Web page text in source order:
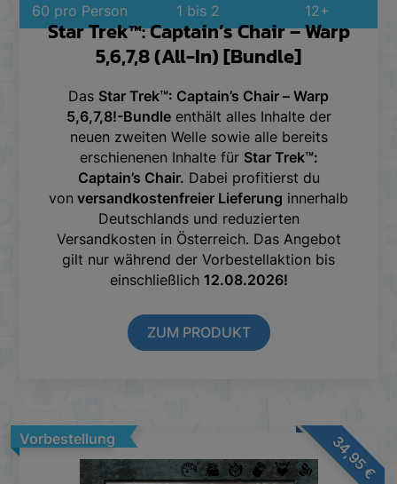
Star Trek™: Captain’s Chair – Warp
5,6,7,8 (All-In) [Bundle]
Das Star Trek™: Captain’s Chair – Warp
5,6,7,8!-Bundleenthält alles Inhalte der
neuen zweiten Welle sowie alle bereits
erschienenen Inhalte für Star Trek™:
Captain’s Chair. Dabei profitierst du
von versandkostenfreier Lieferung innerhalb
Deutschlands und reduzierten
Versandkosten in Österreich. Das Angebot
gilt nur während der Vorbestellaktion bis
einschließlich 12.08.2026!
ZUM PRODUKT
60 pro Person 1 bis 2 12+
34,95
€
Vorbestellung